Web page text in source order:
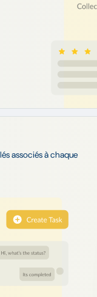
associés à chaque